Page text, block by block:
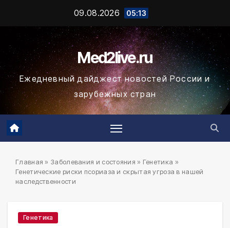
содержимому
09.08.2026 05:13
Med2live.ru
Ежедневный дайджест новостей России и
зарубежных стран
Главная » Заболевания и состояния » Генетика »
Генетические риски псориаза и скрытая угроза в нашей
наследственности
Генетика